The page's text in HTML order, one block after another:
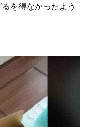
を得なかったよう